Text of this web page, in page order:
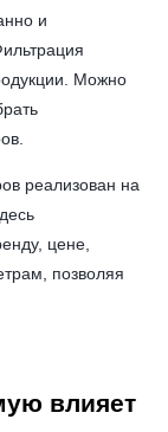
и
Можно
реализован на
цене,
позволяя
влияет